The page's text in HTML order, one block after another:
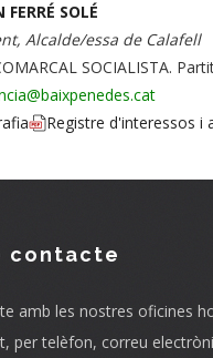
FERRÉ SOLÉ
Alcalde/essa de Calafell
SOCIALISTA.
Registre d'interessos i
contacte
amb les nostres oficines
per telèfon, correu